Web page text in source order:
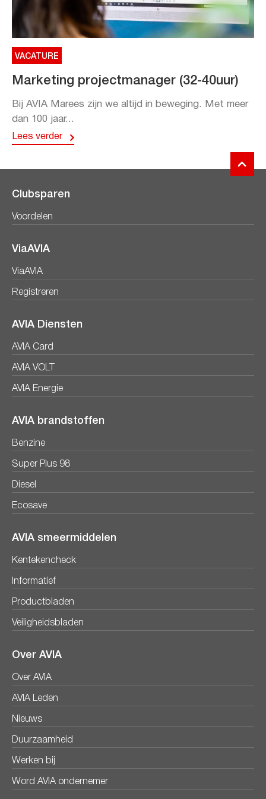
VACATURE
Marketing projectmanager (32-40uur)
Bij AVIA Marees zijn we altijd in beweging. Met meer
dan 100 jaar...
Lees verder
Clubsparen
Voordelen
ViaAVIA
ViaAVIA
Registreren
AVIA Diensten
AVIA Card
AVIA VOLT
AVIA Energie
AVIA brandstoffen
Benzine
Super Plus 98
Diesel
Ecosave
AVIA smeermiddelen
Kentekencheck
Informatief
Productbladen
Veiligheidsbladen
Over AVIA
Over AVIA
AVIA Leden
Nieuws
Duurzaamheid
Werken bij
Word AVIA ondernemer